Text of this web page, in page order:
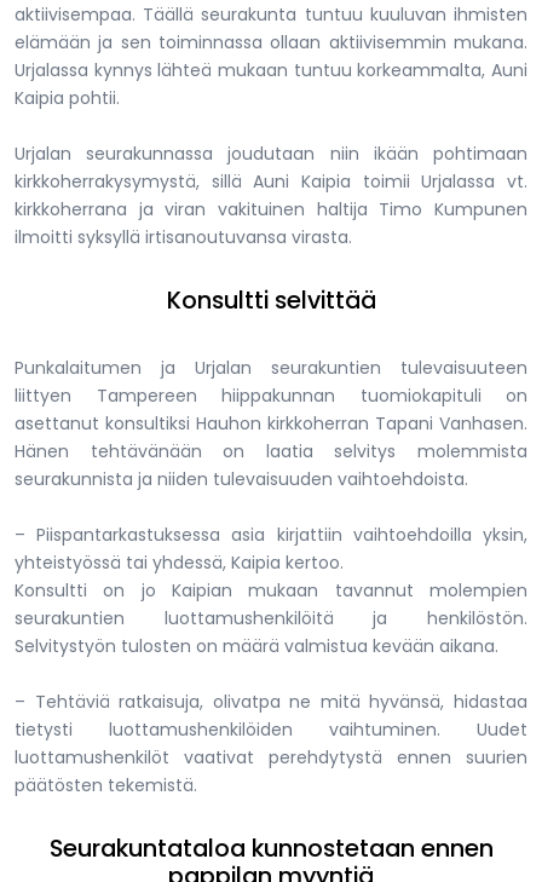
aktiivisempaa. Täällä seurakunta tuntuu kuuluvan ihmisten
elämään ja sen toiminnassa ollaan aktiivisemmin mukana.
Urjalassa kynnys lähteä mukaan tuntuu korkeammalta, Auni
Kaipia pohtii.
Urjalan seurakunnassa joudutaan niin ikään pohtimaan
kirkkoherrakysymystä, sillä Auni Kaipia toimii Urjalassa vt.
kirkkoherrana ja viran vakituinen haltija Timo Kumpunen
ilmoitti syksyllä irtisanoutuvansa virasta.
Konsultti selvittää
Punkalaitumen ja Urjalan seurakuntien tulevaisuuteen
liittyen Tampereen hiippakunnan tuomiokapituli on
asettanut konsultiksi Hauhon kirkkoherran Tapani Vanhasen.
Hänen tehtävänään on laatia selvitys molemmista
seurakunnista ja niiden tulevaisuuden vaihtoehdoista.
– Piispantarkastuksessa asia kirjattiin vaihtoehdoilla yksin,
yhteistyössä tai yhdessä, Kaipia kertoo.
Konsultti on jo Kaipian mukaan tavannut molempien
seurakuntien luottamushenkilöitä ja henkilöstön.
Selvitystyön tulosten on määrä valmistua kevään aikana.
– Tehtäviä ratkaisuja, olivatpa ne mitä hyvänsä, hidastaa
tietysti luottamushenkilöiden vaihtuminen. Uudet
luottamushenkilöt vaativat perehdytystä ennen suurien
päätösten tekemistä.
Seurakuntataloa kunnostetaan ennen